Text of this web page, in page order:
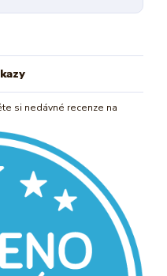
si nedávné recenze na